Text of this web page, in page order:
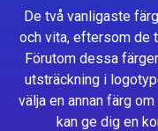
De två vanligaste
och vita, eftersom de
Förutom dessa
utsträckning i
välja en annan färg
kan ge dig en